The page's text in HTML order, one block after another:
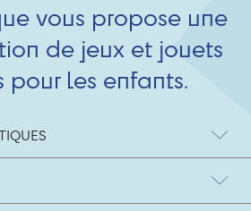
vous propose une
de jeux et jouets
pour les enfants.